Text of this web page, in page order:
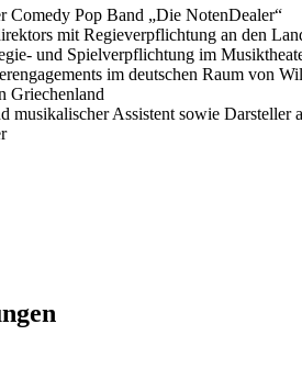
Comedy Pop Band „Die NotenDealer“
mit Regieverpflichtung an den
und Spielverpflichtung im
im deutschen Raum von
Griechenland
musikalischer Assistent sowie